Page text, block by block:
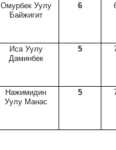
Омурбек Уулу
Байжигит
6
Иса Уулу
Даминбек
5
Нажимидин
Уулу Манас
5